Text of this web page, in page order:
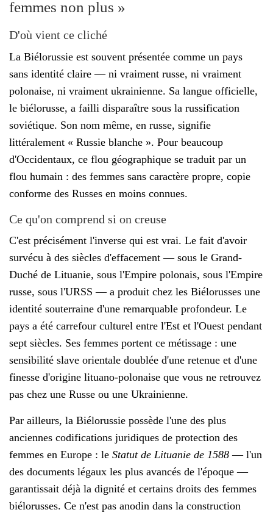
femmes non plus »
D'où vient ce cliché
La Biélorussie est souvent présentée comme un pays
sans identité claire — ni vraiment russe, ni vraiment
polonaise, ni vraiment ukrainienne. Sa langue officielle,
le biélorusse, a failli disparaître sous la russification
soviétique. Son nom même, en russe, signifie
littéralement « Russie blanche ». Pour beaucoup
d'Occidentaux, ce flou géographique se traduit par un
flou humain : des femmes sans caractère propre, copie
conforme des Russes en moins connues.
Ce qu'on comprend si on creuse
C'est précisément l'inverse qui est vrai. Le fait d'avoir
survécu à des siècles d'effacement — sous le Grand-
Duché de Lituanie, sous l'Empire polonais, sous l'Empire
russe, sous l'URSS — a produit chez les Biélorusses une
identité souterraine d'une remarquable profondeur. Le
pays a été carrefour culturel entre l'Est et l'Ouest pendant
sept siècles. Ses femmes portent ce métissage : une
sensibilité slave orientale doublée d'une retenue et d'une
finesse d'origine lituano-polonaise que vous ne retrouvez
pas chez une Russe ou une Ukrainienne.
Par ailleurs, la Biélorussie possède l'une des plus
anciennes codifications juridiques de protection des
femmes en Europe : le Statut de Lituanie de 1588 — l'un
des documents légaux les plus avancés de l'époque —
garantissait déjà la dignité et certains droits des femmes
biélorusses. Ce n'est pas anodin dans la construction